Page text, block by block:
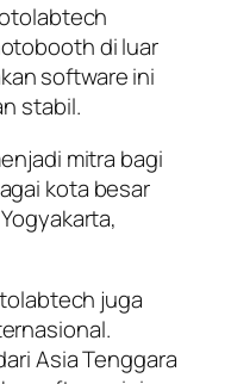
di luar
software ini
stabil.
mitra bagi
kota besar
juga
Asia Tenggara